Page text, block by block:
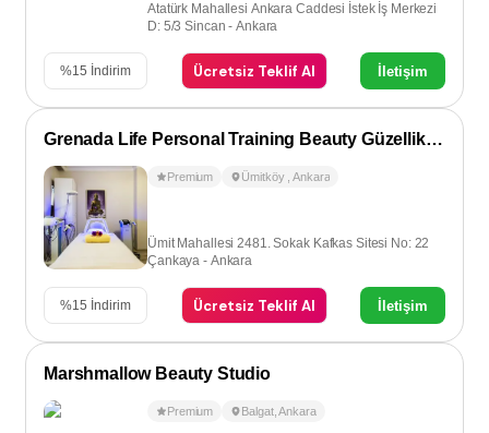
Atatürk Mahallesi Ankara Caddesi İstek İş Merkezi
D: 5/3 Sincan - Ankara
%15 İndirim Ücretsiz Teklif Al İletişim
Grenada Life Personal Training Beauty Güzellik Salonu
Premium Ümitköy ,Ankara
Ümit Mahallesi 2481. Sokak Kafkas Sitesi No: 22
Çankaya - Ankara
%15 İndirim Ücretsiz Teklif Al İletişim
Marshmallow Beauty Studio
Premium Balgat,Ankara